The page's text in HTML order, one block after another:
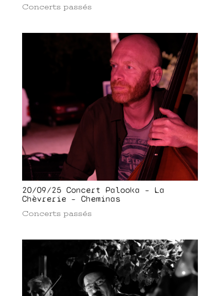
Concerts passés
20/09/25 Concert Palooka – La
Chèvrerie – Cheminas
Concerts passés